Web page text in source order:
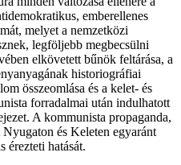
emberellenes
melyet a nemzetközi
legföljebb megbecsülni
elkövetett bűnök feltárása, a
historiográfiai
összeomlása és a kelet- és
forradalmai után indulhatott
A kommunista propaganda,
és Keleten egyaránt
érezteti hatását.